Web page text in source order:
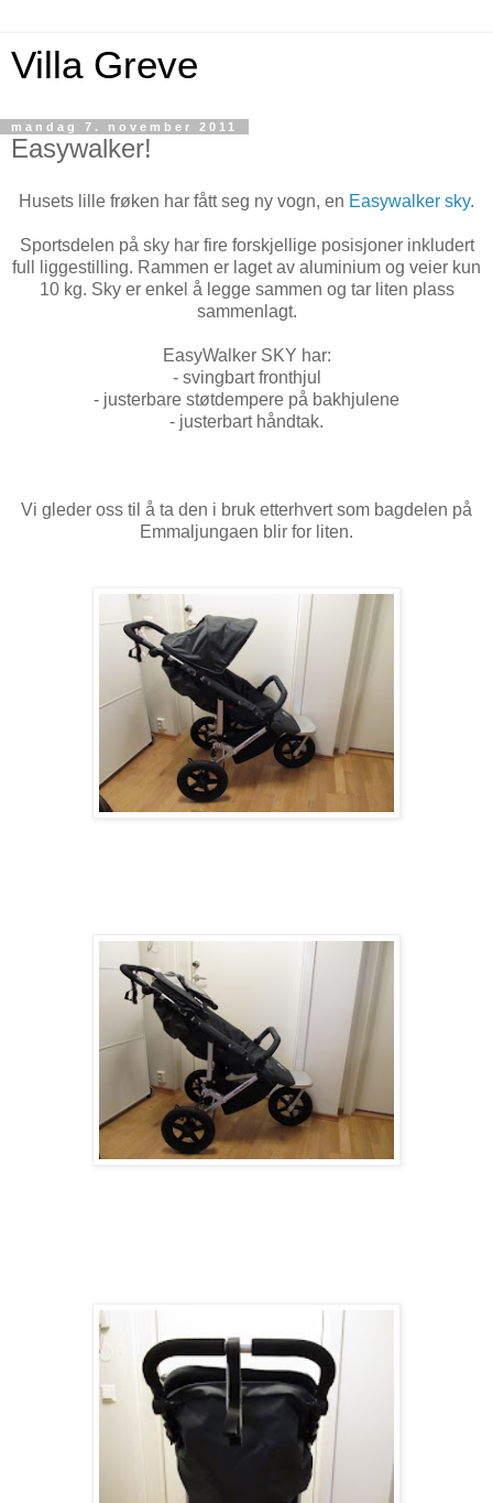
Villa Greve
mandag 7. november 2011
Easywalker!
Husets lille frøken har fått seg ny vogn, en Easywalker sky.
Sportsdelen på sky har fire forskjellige posisjoner inkludert
full liggestilling. Rammen er laget av aluminium og veier kun
10 kg. Sky er enkel å legge sammen og tar liten plass
sammenlagt.
EasyWalker SKY har:
- svingbart fronthjul
- justerbare støtdempere på bakhjulene
- justerbart håndtak.
Vi gleder oss til å ta den i bruk etterhvert som bagdelen på
Emmaljungaen blir for liten.